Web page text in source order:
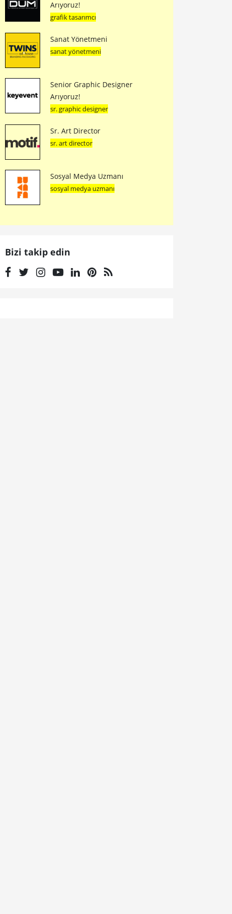
Arıyoruz!
grafik tasarımcı
Sanat Yönetmeni
sanat yönetmeni
Senior Graphic Designer
Arıyoruz!
sr. graphic designer
Sr. Art Director
sr. art director
Sosyal Medya Uzmanı
sosyal medya uzmanı
Bizi takip edin